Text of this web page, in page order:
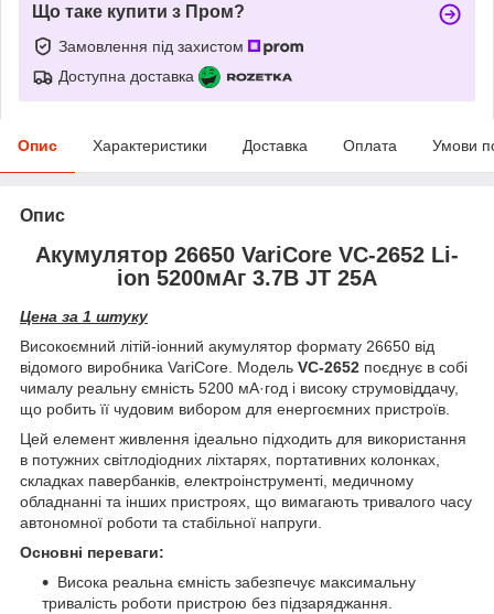
Що таке купити з Пром?
Замовлення під захистом
Доступна доставка
Опис Характеристики Доставка Оплата Умови
Опис
Акумулятор 26650 VariCore VC-2652 Li-
ion 5200мАг 3.7В JT 25A
Цена за 1 штуку
Високоємний літій-іонний акумулятор формату 26650 від
відомого виробника VariCore. Модель VC-2652 поєднує в собі
чималу реальну ємність 5200 мА·год і високу струмовіддачу,
що робить її чудовим вибором для енергоємних пристроїв.
Цей елемент живлення ідеально підходить для використання
в потужних світлодіодних ліхтарях, портативних колонках,
складках павербанків, електроінструменті, медичному
обладнанні та інших пристроях, що вимагають тривалого часу
автономної роботи та стабільної напруги.
Основні переваги:
Висока реальна ємність забезпечує максимальну
тривалість роботи пристрою без підзаряджання.